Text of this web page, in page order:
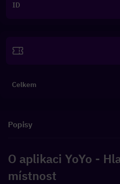
ID
Celkem
Popisy
O aplikaci YoYo -
místnost